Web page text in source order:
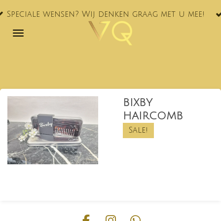
Ga
naar
Wij denken graag met u mee!
BIXBY
HAIRCOMB
Sale!